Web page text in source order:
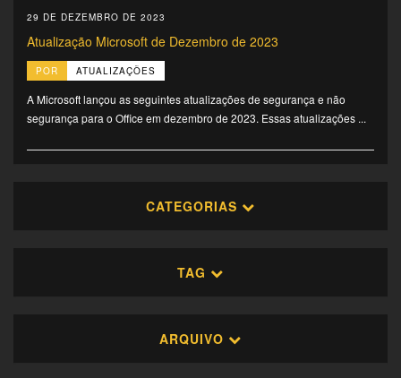
29 DE DEZEMBRO DE 2023
Atualização Microsoft de Dezembro de 2023
POR ATUALIZAÇÕES
A Microsoft lançou as seguintes atualizações de segurança e não
segurança para o Office em dezembro de 2023. Essas atualizações ...
CATEGORIAS
TAG
ARQUIVO